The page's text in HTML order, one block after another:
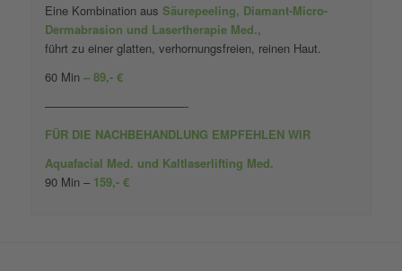
Eine Kombination aus Säurepeeling, Diamant-Micro-
Dermabrasion und Lasertherapie Med.,
führt zu einer glatten, verhornungsfreien, reinen Haut.
60 Min– 89,- €
————————————-
FÜR DIE NACHBEHANDLUNG EMPFEHLEN WIR
Aquafacial Med. und Kaltlaserlifting Med.
90 Min –159,- €